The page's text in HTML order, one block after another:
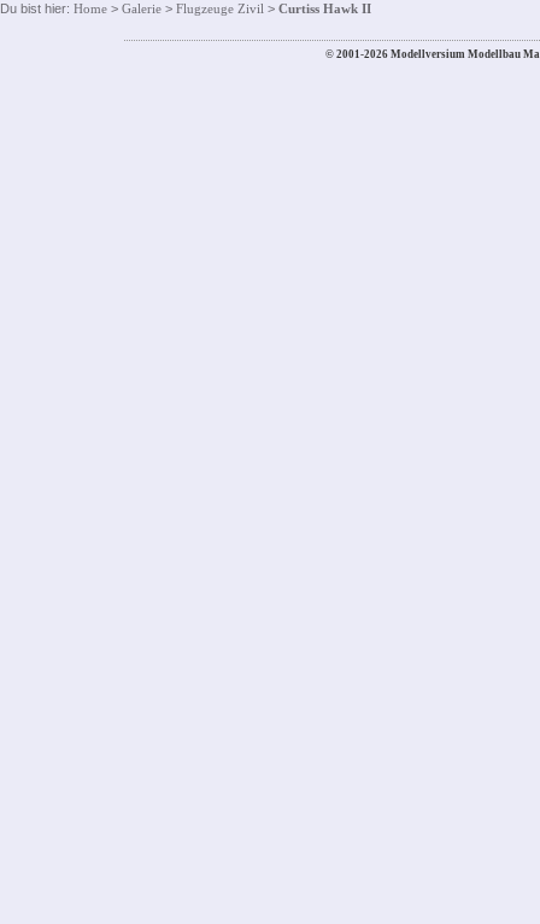
Du bist hier: Home > Galerie > Flugzeuge Zivil > Curtiss Hawk II
© 2001-2026 Modellversium Modellbau